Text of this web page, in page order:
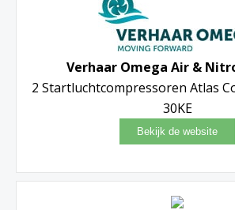
Verhaar Omega Air &
2 Startluchtcompressoren Atlas
30KE